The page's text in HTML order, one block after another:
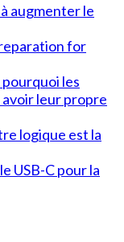
augmenter le
for
les
leur propre
logique est la
USB-C pour la